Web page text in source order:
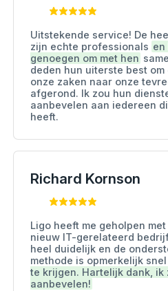
Uitstekende service! De
zijn echte professionals en
genoegen om met hen
deden hun uiterste best
onze zaken naar onze
afgerond. Ik zou hun
aanbevelen aan iedereen
heeft.
Richard Kornson
Ligo heeft me geholpen
nieuw IT-gerelateerd
heel duidelijk en de
methode is opmerkelijk snel
te krijgen. Hartelijk dank, ik
aanbevelen!